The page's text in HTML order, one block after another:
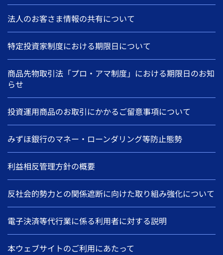
法人のお客さま情報の共有について
特定投資家制度における期限日について
商品先物取引法「プロ・アマ制度」における期限日のお知
らせ
投資運用商品のお取引にかかるご留意事項について
みずほ銀行のマネー・ローンダリング等防止態勢
利益相反管理方針の概要
反社会的勢力との関係遮断に向けた取り組み強化について
電子決済等代行業に係る利用者に対する説明
本ウェブサイトのご利用にあたって